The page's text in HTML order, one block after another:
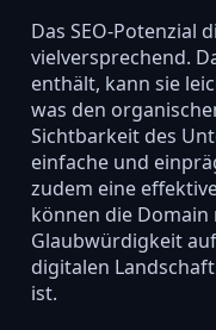
Das SEO-Potenzial
vielversprechend.
enthält, kann sie
was den
Sichtbarkeit des
einfache und
zudem eine
können die
Glaubwürdigkeit
digitalen
ist.